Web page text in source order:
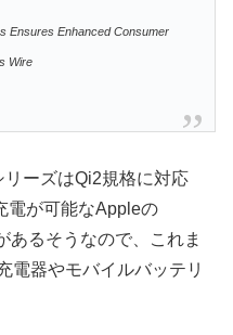
Ensures Enhanced Consumer
Wire
ーズはQi2規格に対応
電が可能なAppleの
あるそうなので、これま
電器やモバイルバッテリ